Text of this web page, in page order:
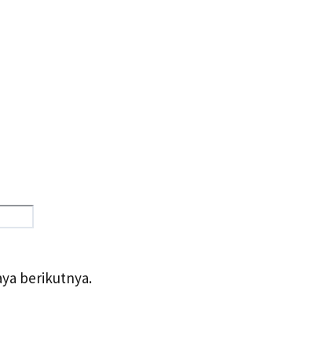
berikutnya.